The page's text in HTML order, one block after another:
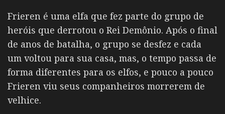
Frieren é uma elfa que fez parte do grupo de
heróis que derrotou o Rei Demônio. Após o final
de anos de batalha, o grupo se desfez e cada
um voltou para sua casa, mas, o tempo passa de
forma diferentes para os elfos, e pouco a pouco
Frieren viu seus companheiros morrerem de
velhice.